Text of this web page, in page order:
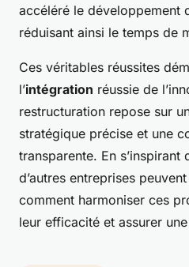
accéléré le développement
réduisant ainsi le temps de
Ces véritables réussites
l’intégration réussie de
restructuration repose sur
stratégique précise et une
transparente. En s’inspirant
d’autres entreprises
comment harmoniser ces
leur efficacité et assurer